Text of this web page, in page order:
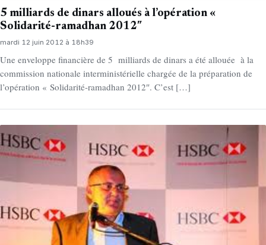
5 milliards de dinars alloués à l’opération «
Solidarité-ramadhan 2012″
mardi 12 juin 2012 à 18h39
Une enveloppe financière de 5 milliards de dinars a été allouée à la
commission nationale interministérielle chargée de la préparation de
l’opération « Solidarité-ramadhan 2012″. C’est […]